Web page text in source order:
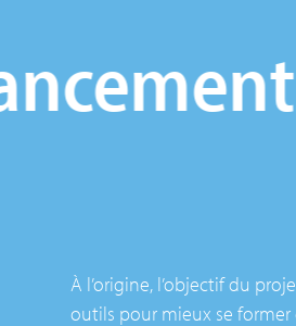
À l’origine, l’objectif du
outils pour mieux se former